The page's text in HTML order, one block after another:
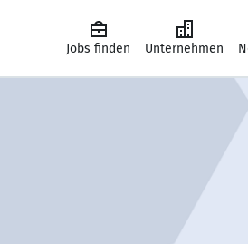
Jobs finden Unternehmen